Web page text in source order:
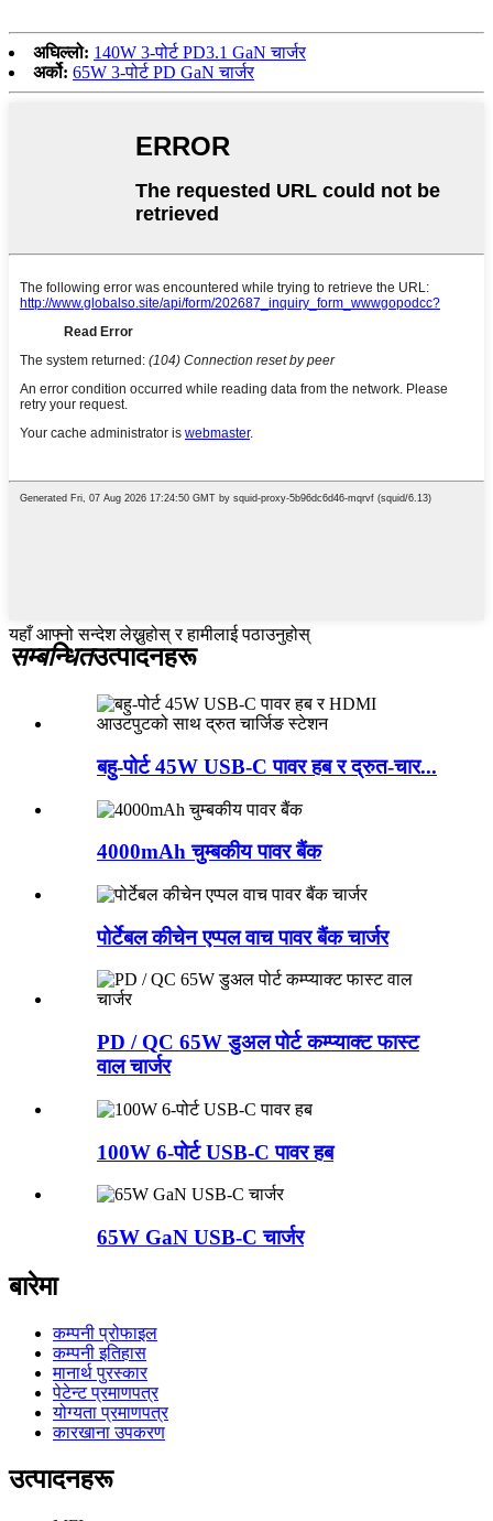
अघिल्लो: 140W 3-पोर्ट PD3.1 GaN चार्जर
अर्को: 65W 3-पोर्ट PD GaN चार्जर
यहाँ आफ्नो सन्देश लेख्नुहोस् र हामीलाई पठाउनुहोस्
सम्बन्धितउत्पादनहरू
बहु-पोर्ट 45W USB-C पावर हब र द्रुत-चार...
4000mAh चुम्बकीय पावर बैंक
पोर्टेबल कीचेन एप्पल वाच पावर बैंक चार्जर
PD / QC 65W डुअल पोर्ट कम्प्याक्ट फास्ट
वाल चार्जर
100W 6-पोर्ट USB-C पावर हब
65W GaN USB-C चार्जर
बारेमा
कम्पनी प्रोफाइल
कम्पनी इतिहास
मानार्थ पुरस्कार
पेटेन्ट प्रमाणपत्र
योग्यता प्रमाणपत्र
कारखाना उपकरण
उत्पादनहरू